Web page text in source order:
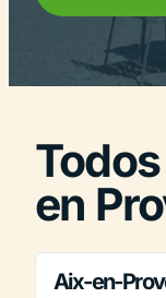
en
Aix-en-